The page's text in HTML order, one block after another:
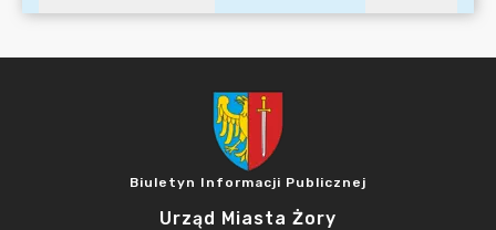
Biuletyn Informacji Publicznej
Urząd Miasta Żory